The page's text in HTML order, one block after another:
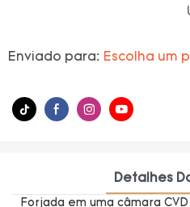
Enviado para: Escolha um
Detalhes
Forjada em uma câmara